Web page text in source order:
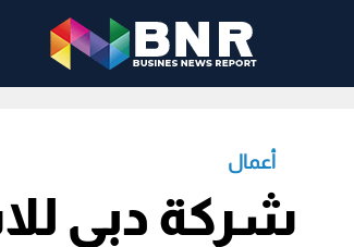
أعمال
شركة دبي